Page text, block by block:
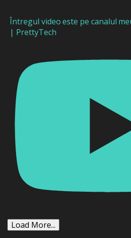
Întregul video este pe canalul
| PrettyTech
Load More...